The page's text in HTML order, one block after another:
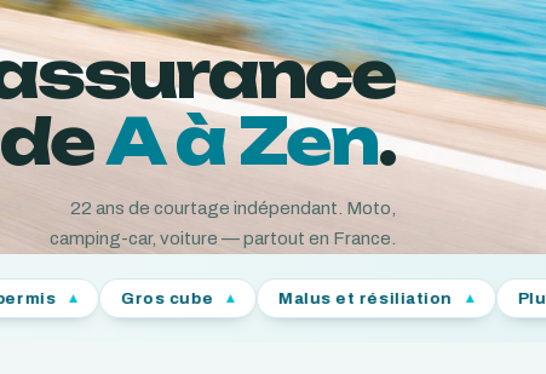
deA à Zen.
22 ans de courtage indépendant. Moto,
camping-car, voiture — partout en France.
Gros cube Malus et résiliation Plus de 20